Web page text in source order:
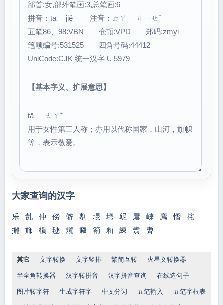
部首:女,部外笔画:3,总笔画:6
拼音：tā jiě 注音：ㄊㄚ ㄐㄧㄝˇ
五笔86、98:VBN 仓颉:VPD 郑码:zmyi
笔顺编号:531525 四角号码:44412
UniCode:CJK 统一汉字 U 5979
【基本字义、扩展意思】
tā ㄊㄚˉ
用于女性第三人称；亦用以代称国家，山河，旗帜
等，表示敬爱。
大家查询的汉字
乐 亄 仲 僗 僻 剸 堒 塆 屔 屢 崍 廌 慴
挓
攦
斾 樌 毜 爦 癜 箚 籼 練 翥 聻
其它 文字转换 文字竖排 繁简互转 火星文转换器
半全角转换器 汉字转拼音 汉字拼音查询 在线造句子
图片转字符 生成字符字 中文分词 五笔输入 五笔字根表